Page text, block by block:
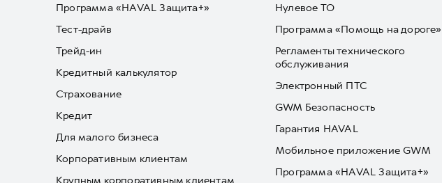
Программа «HAVAL Защита+»
Тест-драйв
Трейд-ин
Кредитный калькулятор
Страхование
Кредит
Для малого бизнеса
Корпоративным клиентам
Крупным корпоративным клиентам
Нулевое ТО
Программа «Помощь на дороге»
Регламенты технического
обслуживания
Электронный ПТС
GWM Безопасность
Гарантия HAVAL
Мобильное приложение GWM
Программа «HAVAL Защита+»